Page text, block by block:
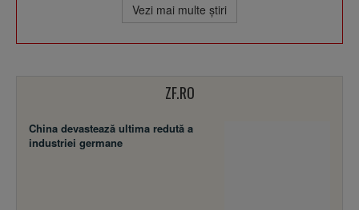
Vezi mai multe ştiri
ZF.RO
China devastează ultima redută a
industriei germane